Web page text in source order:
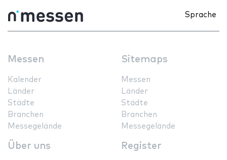
Sprache
Messen
Kalender
Länder
Städte
Branchen
Messegelände
Sitemaps
Messen
Länder
Städte
Branchen
Messegelände
Über uns Register